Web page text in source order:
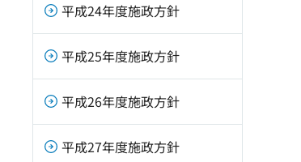
平成24年度施政方針
平成25年度施政方針
平成26年度施政方針
平成27年度施政方針